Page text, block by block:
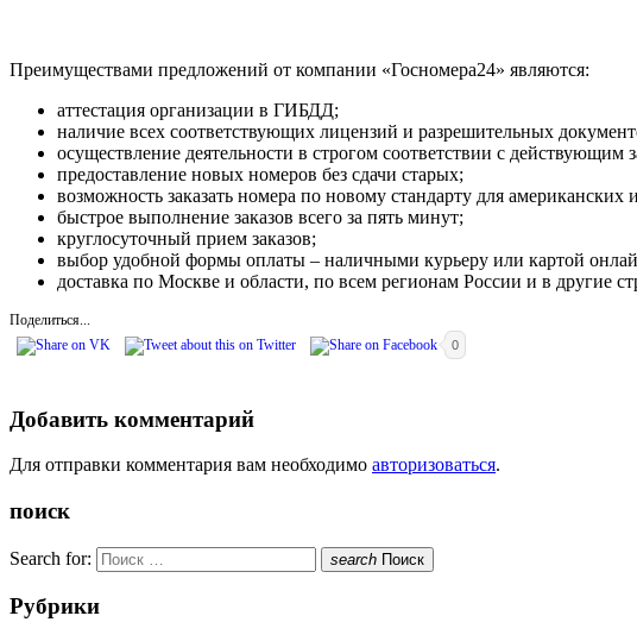
Преимуществами предложений от компании «Госномера24» являются:
аттестация организации в ГИБДД;
наличие всех соответствующих лицензий и разрешительных
осуществление деятельности в строгом соответствии с
предоставление новых номеров без сдачи старых;
возможность заказать номера по новому стандарту для
быстрое выполнение заказов всего за пять минут;
круглосуточный прием заказов;
выбор удобной формы оплаты – наличными курьеру или картой
доставка по Москве и области, по всем регионам России и в другие
Поделиться...
0
Добавить комментарий
Для отправки комментария вам необходимо авторизоваться.
поиск
Search for: search Поиск
Рубрики